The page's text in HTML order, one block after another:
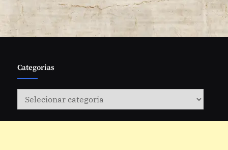
Categorias
Categorias